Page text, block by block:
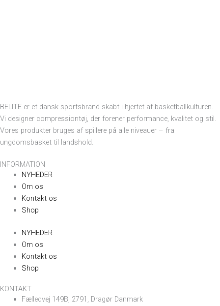
BELITE er et dansk sportsbrand skabt i hjertet af basketballkulturen.
Vi designer compressiontøj, der forener performance, kvalitet og stil.
Vores produkter bruges af spillere på alle niveauer – fra
ungdomsbasket til landshold.
INFORMATION
NYHEDER
Om os
Kontakt os
Shop
NYHEDER
Om os
Kontakt os
Shop
KONTAKT
Fælledvej 149B, 2791, Dragør Danmark